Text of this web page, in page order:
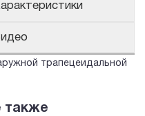
трапецеидальной
также